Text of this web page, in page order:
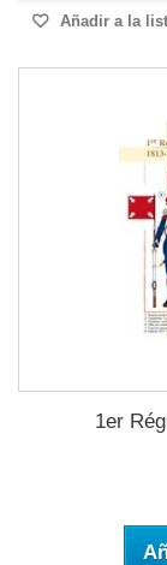
Añadir a la
1er